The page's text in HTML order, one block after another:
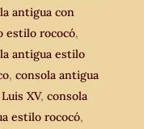
antigua con
estilo rococó,
antigua estilo
,consola antigua
XV,consola
estilo rococó,